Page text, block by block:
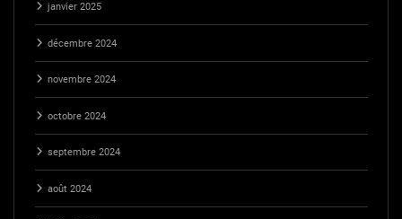
janvier 2025
décembre 2024
novembre 2024
octobre 2024
septembre 2024
août 2024